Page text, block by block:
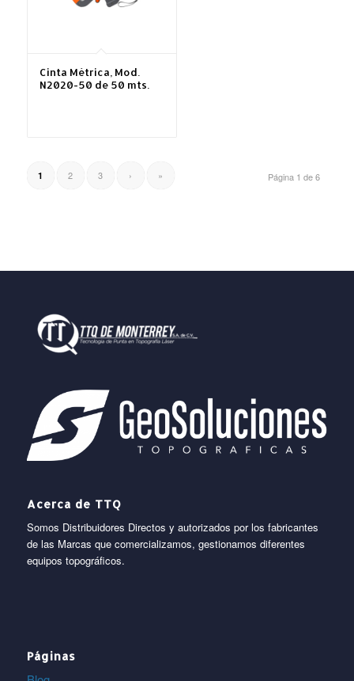
Cinta Métrica, Mod.
N2020-50 de 50 mts.
Página 1 de 6
1 2 3 › »
Acerca de TTQ
Somos Distribuidores Directos y autorizados por los fabricantes
de las Marcas que comercializamos, gestionamos diferentes
equipos topográficos.
Páginas